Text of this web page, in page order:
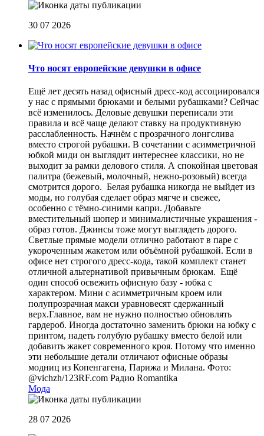
30 07 2026
Что носят европейские девушки в офисе
Ещё лет десять назад офисный дресс-код ассоциировался
у нас с прямыми брюками и белыми рубашками? Сейчас
всё изменилось. Деловые девушки переписали эти
правила и всё чаще делают ставку на продуктивную
расслабленность. Начнём с прозрачного лонгслива
вместо строгой рубашки. В сочетании с асимметричной
юбкой миди он выглядит интереснее классики, но не
выходит за рамки делового стиля. А спокойная цветовая
палитра (бежевый, молочный, нежно-розовый) всегда
смотрится дорого. Белая рубашка никогда не выйдет из
моды, но голубая сделает образ мягче и свежее,
особенно с тёмно-синими капри. Добавьте
вместительный шопер и минималистичные украшения -
образ готов. Джинсы тоже могут выглядеть дорого.
Светлые прямые модели отлично работают в паре с
укороченным жакетом или объёмной рубашкой. Если в
офисе нет строгого дресс-кода, такой комплект станет
отличной альтернативой привычным брюкам. Ещё
один способ освежить офисную базу - юбка с
характером. Мини с асимметричным кроем или
полупрозрачная макси уравновесят сдержанный
верх.Главное, вам не нужно полностью обновлять
гардероб. Иногда достаточно заменить брюки на юбку с
принтом, надеть голубую рубашку вместо белой или
добавить жакет современного кроя. Потому что именно
эти небольшие детали отличают офисные образы
модниц из Копенгагена, Парижа и Милана. Фото:
@vichzh/123RF.com Радио Romantika
Мода
28 07 2026